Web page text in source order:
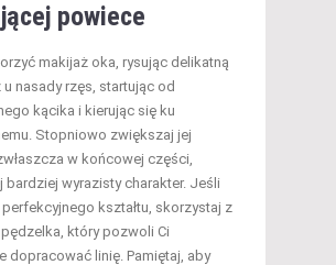
powiece
makijaż oka, rysując delikatną
u nasady rzęs, startując od
kącika i kierując się ku
Stopniowo zwiększaj jej
w końcowej części,
bardziej wyrazisty charakter. Jeśli
kształtu, skorzystaj z
który pozwoli Ci
dopracować linię. Pamiętaj, aby